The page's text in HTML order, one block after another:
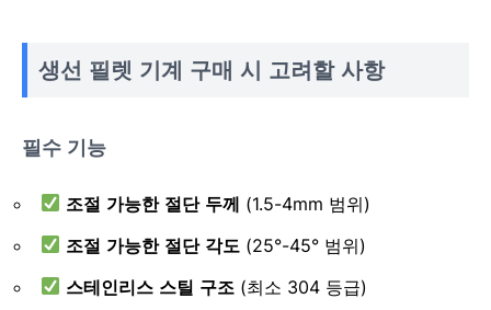
생선 필렛 기계 구매 시 고려할 사항
필수 기능
조절 가능한 절단 두께 (1.5-4mm 범위)
조절 가능한 절단 각도 (25°-45° 범위)
스테인리스 스틸 구조 (최소 304 등급)